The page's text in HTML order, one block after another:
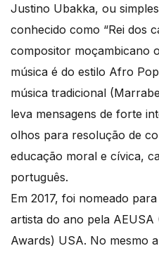
Justino Ubakka, ou
conhecido como “Rei dos
compositor moçambicano
música é do estilo Afro
música tradicional
leva mensagens de forte
olhos para resolução de
educação moral e cívica,
português.
Em 2017, foi nomeado
artista do ano pela
Awards) USA. No mesmo